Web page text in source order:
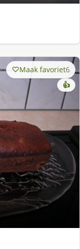
Maak favoriet6
👍